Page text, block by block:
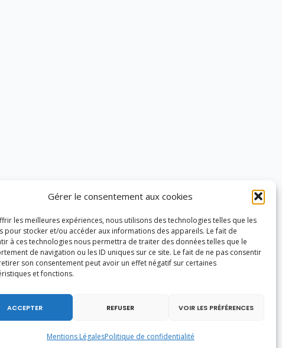
Gérer le consentement aux cookies
les meilleures expériences, nous utilisons des technologies telles que les
pour stocker et/ou accéder aux informations des appareils. Le fait de
à ces technologies nous permettra de traiter des données telles que le
de navigation ou les ID uniques sur ce site. Le fait de ne pas consentir
son consentement peut avoir un effet négatif sur certaines
et fonctions.
ACCEPTER REFUSER VOIR LES PRÉFÉRENCES
Mentions LégalesPolitique de confidentialité